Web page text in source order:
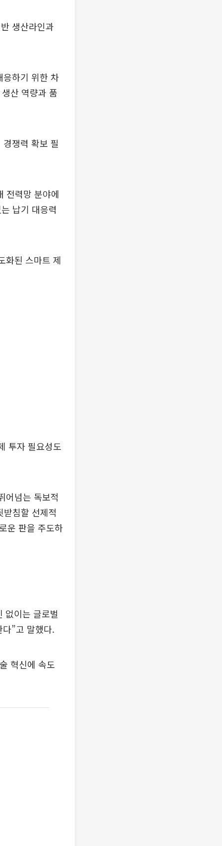
생산라인과
하기 위한 차
산 역량과 품
쟁력 확보 필
전력망 분야에
납기 대응력
화된 스마트 제
투자 필요성도
어넘는 독보적
침할 선제적
운 판을 주도하
없이는 글로벌
”고 말했다.
혁신에 속도